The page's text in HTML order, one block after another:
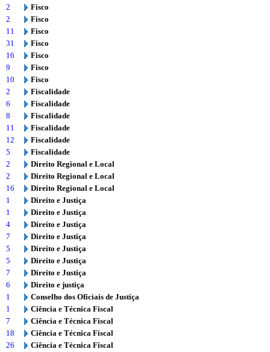
2
Fisco
2
Fisco
11
Fisco
31
Fisco
16
Fisco
9
Fisco
10
Fisco
2
Fiscalidade
6
Fiscalidade
8
Fiscalidade
11
Fiscalidade
12
Fiscalidade
5
Fiscalidade
2
Direito Regional e Local
2
Direito Regional e Local
16
Direito Regional e Local
1
Direito e Justiça
1
Direito e Justiça
4
Direito e Justiça
7
Direito e Justiça
5
Direito e Justiça
5
Direito e Justiça
7
Direito e Justiça
6
Direito e justiça
1
Conselho dos Oficiais de Justiça
1
Ciência e Técnica Fiscal
7
Ciência e Técnica Fiscal
18
Ciência e Técnica Fiscal
26
Ciência e Técnica Fiscal